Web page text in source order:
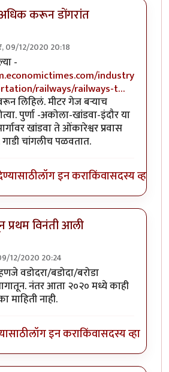
करून डोंगरांत
09/12/2020 20:18
माथेरान ची गाडी नॅरोगेज ची
-
industry
railways/railways-t…
लिहिलं. मीटर गेज बऱ्याच
पुर्णा -अकोला-खांडवा-इंदौर या
खांडवा ते ओंकारेश्वर प्रवास
चांगलीच पळवतात.
लॉग इन कराकिंवासदस्य व्हा
प्रथम विनंती आली
12/2020 20:24
माथेरानची आहेच.byकंजूस
वडोदरा/बडोदा/बरोडा
नंतर आता २०२० मध्ये काही
माहिती नाही.
लॉग इन कराकिंवासदस्य व्हा